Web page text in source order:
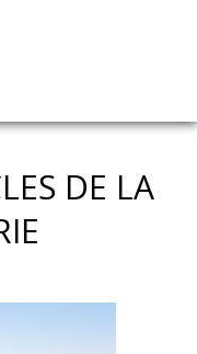
DE LA